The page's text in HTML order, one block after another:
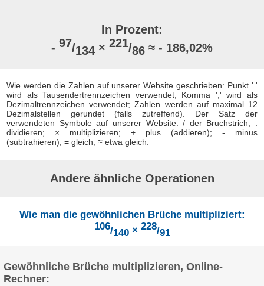
In Prozent:
- 97/134 × 221/86 ≈ - 186,02%
Wie werden die Zahlen auf unserer Website geschrieben: Punkt '.'
wird als Tausendertrennzeichen verwendet; Komma ',' wird als
Dezimaltrennzeichen verwendet; Zahlen werden auf maximal 12
Dezimalstellen gerundet (falls zutreffend). Der Satz der
verwendeten Symbole auf unserer Website: / der Bruchstrich; :
dividieren; × multiplizieren; + plus (addieren); - minus
(subtrahieren); = gleich; ≈ etwa gleich.
Andere ähnliche Operationen
Wie man die gewöhnlichen Brüche multipliziert:
106/140× 228/91
Gewöhnliche Brüche multiplizieren, Online-
Rechner: